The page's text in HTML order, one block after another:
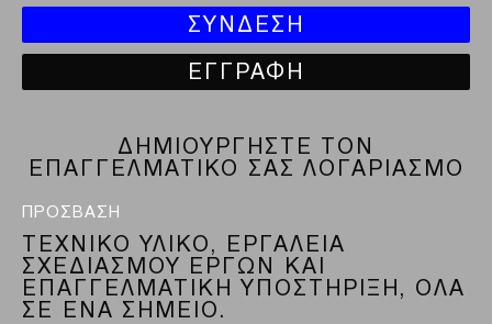
ΣΥΝΔΕΣΗ
ΕΓΓΡΑΦΗ
ΔΗΜΙΟΥΡΓΗΣΤΕ ΤΟΝ
ΕΠΑΓΓΕΛΜΑΤΙΚΟ ΣΑΣ ΛΟΓΑΡΙΑΣΜΟ
ΠΡΟΣΒΑΣΗ
ΤΕΧΝΙΚΟ ΥΛΙΚΟ, ΕΡΓΑΛΕΙΑ
ΣΧΕΔΙΑΣΜΟΥ ΕΡΓΩΝ ΚΑΙ
ΕΠΑΓΓΕΛΜΑΤΙΚΗ ΥΠΟΣΤΗΡΙΞΗ, ΟΛΑ
ΣΕ ΕΝΑ ΣΗΜΕΙΟ.